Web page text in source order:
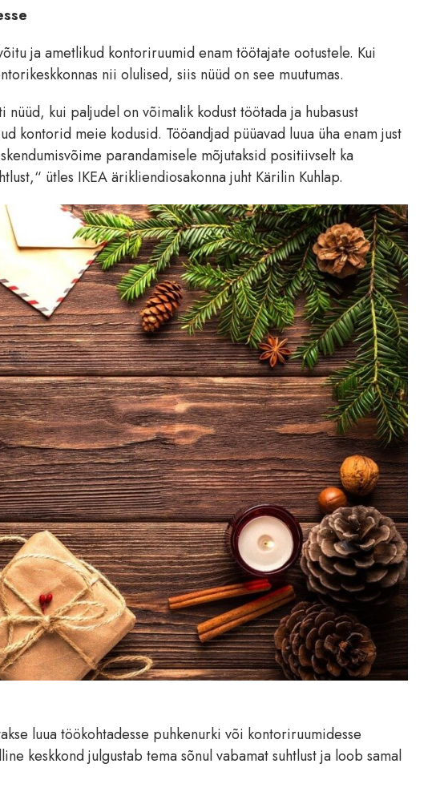
ja ametlikud kontoriruumid enam töötajate ootustele. Kui
nii olulised, siis nüüd on see muutumas.
kui paljudel on võimalik kodust töötada ja hubasust
kontorid meie kodusid. Tööandjad püüavad luua üha enam just
parandamisele mõjutaksid positiivselt ka
ütles IKEA ärikliendiosakonna juht Kärilin Kuhlap.
luua töökohtadesse puhkenurki või kontoriruumidesse
keskkond julgustab tema sõnul vabamat suhtlust ja loob samal